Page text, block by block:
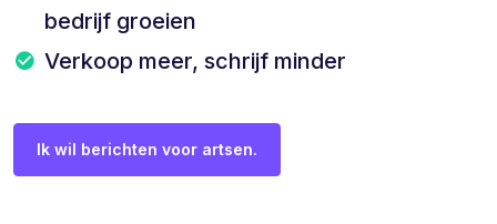
bedrijf groeien
Verkoop meer, schrijf minder
Ik wil berichten voor artsen.